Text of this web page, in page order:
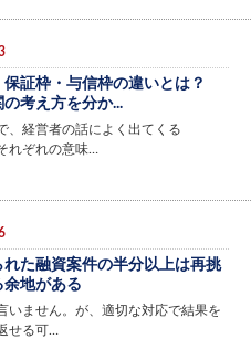
保証枠・与信枠の違いとは？
考え方を分か...
、経営者の話によく出てくる
れぞれの意味…
れた融資案件の半分以上は再挑
余地がある
いません。が、適切な対応で結果を
せる可…